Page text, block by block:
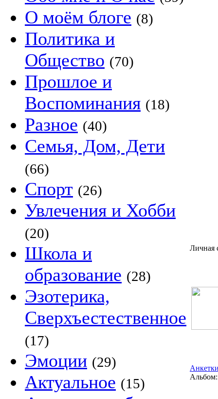
О моём блоге (8)
Политика и
Общество (70)
Прошлое и
Воспоминания (18)
Разное (40)
Семья, Дом, Дети
(66)
Спорт (26)
Увлечения и Хобби
(20)
Школа и
образование (28)
Эзотерика,
Сверхъестественное
(17)
Эмоции (29)
Актуальное (15)
Личная